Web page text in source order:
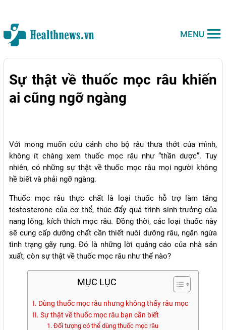
MENU
Sự thật về thuốc mọc râu khiến
ai cũng ngỡ ngàng
Với mong muốn cứu cánh cho bộ râu thưa thớt của mình,
không ít chàng xem thuốc mọc râu như “thần dược”. Tuy
nhiên, có những sự thật về thuốc mọc râu mọi người không
hề biết và phải ngỡ ngàng.
Thuốc mọc râu thực chất là loại thuốc hỗ trợ làm tăng
testosterone của cơ thể, thúc đẩy quá trình sinh trưởng của
nang lông, kích thích mọc râu. Đồng thời, các loại thuốc này
sẽ cung cấp dưỡng chất cần thiết nuôi dưỡng râu, ngăn ngừa
tình trạng gãy rụng. Đó là những lời quảng cáo của nhà sản
xuất, còn sự thật về thuốc mọc râu như thế nào?
MỤC LỤC
I. Dùng thuốc mọc râu nhưng không thấy râu mọc
II. Sự thật về thuốc mọc râu bạn cần biết
1. Đối tượng có thể dùng thuốc mọc râu